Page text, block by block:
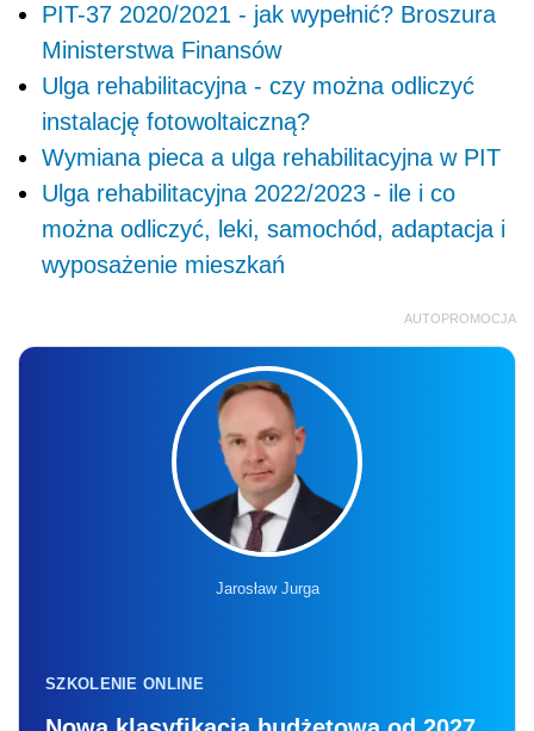
PIT-37 2020/2021 - jak wypełnić? Broszura
Ministerstwa Finansów
Ulga rehabilitacyjna - czy można odliczyć
instalację fotowoltaiczną?
Wymiana pieca a ulga rehabilitacyjna w PIT
Ulga rehabilitacyjna 2022/2023 - ile i co
można odliczyć, leki, samochód, adaptacja i
wyposażenie mieszkań
AUTOPROMOCJA
Jarosław Jurga
SZKOLENIE ONLINE